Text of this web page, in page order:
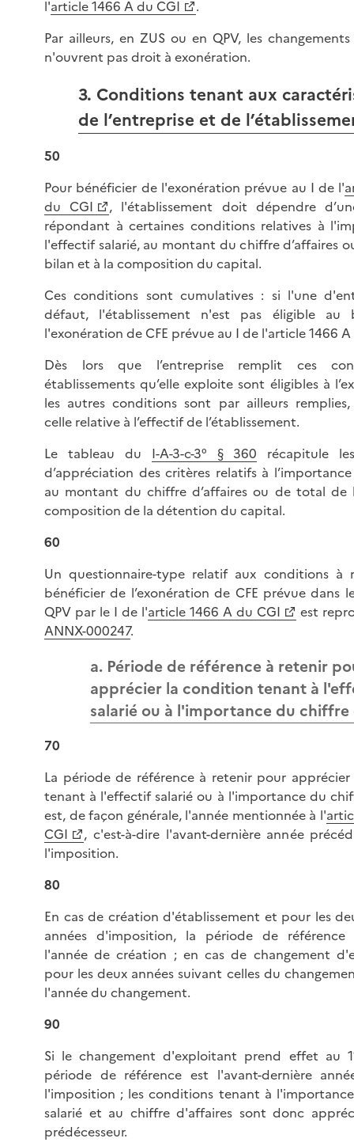
l'article 1466 A du CGI
.
Par ailleurs, en ZUS ou en QPV, les
n'ouvrent pas droit à exonération.
3. Conditions tenant aux
de l’entreprise et de
50
Pour bénéficier de l'exonération prévue au I de l'
du CGI
, l'établissement doit dépendre
répondant à certaines conditions relatives à
l'effectif salarié, au montant du chiffre d’affaires
bilan et à la composition du capital.
Ces conditions sont cumulatives : si l'une
défaut, l'établissement n'est pas éligible au
l'exonération de CFE prévue au I de l'article 1466
Dès lors que l’entreprise remplit ces
établissements qu’elle exploite sont éligibles à
les autres conditions sont par ailleurs
celle relative à l’effectif de l’établissement.
Le tableau du I-A-3-c-3° § 360 récapitule
d’appréciation des critères relatifs à
au montant du chiffre d’affaires ou de total
composition de la détention du capital.
60
Un questionnaire-type relatif aux conditions à
bénéficier de l’exonération de CFE prévue dans
QPV par le I de l'article 1466 A du CGI
est
ANNX-000247.
a. Période de référence à retenir
apprécier la condition tenant à
salarié ou à l'importance du
70
La période de référence à retenir pour
tenant à l'effectif salarié ou à l'importance du
est, de façon générale, l'année mentionnée à l'
CGI
, c'est-à-dire l'avant-dernière année
l'imposition.
80
En cas de création d'établissement et pour les
années d'imposition, la période de référence
l'année de création ; en cas de changement
pour les deux années suivant celles du
l'année du changement.
90
Si le changement d'exploitant prend effet au 1
période de référence est l'avant-dernière
l'imposition ; les conditions tenant à
salarié et au chiffre d'affaires sont donc
prédécesseur.